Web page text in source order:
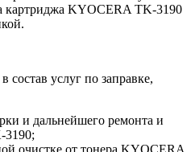
картриджа KYOCERA TK-3190
услуг по заправке,
и дальнейшего ремонта и
3190;
очистке от тонера KYOCERA